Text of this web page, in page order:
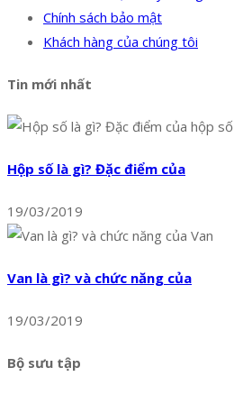
Chính sách bảo mật
Khách hàng của chúng tôi
Tin mới nhất
Hộp số là gì? Đặc điểm của
19/03/2019
Van là gì? và chức năng của
19/03/2019
Bộ sưu tập